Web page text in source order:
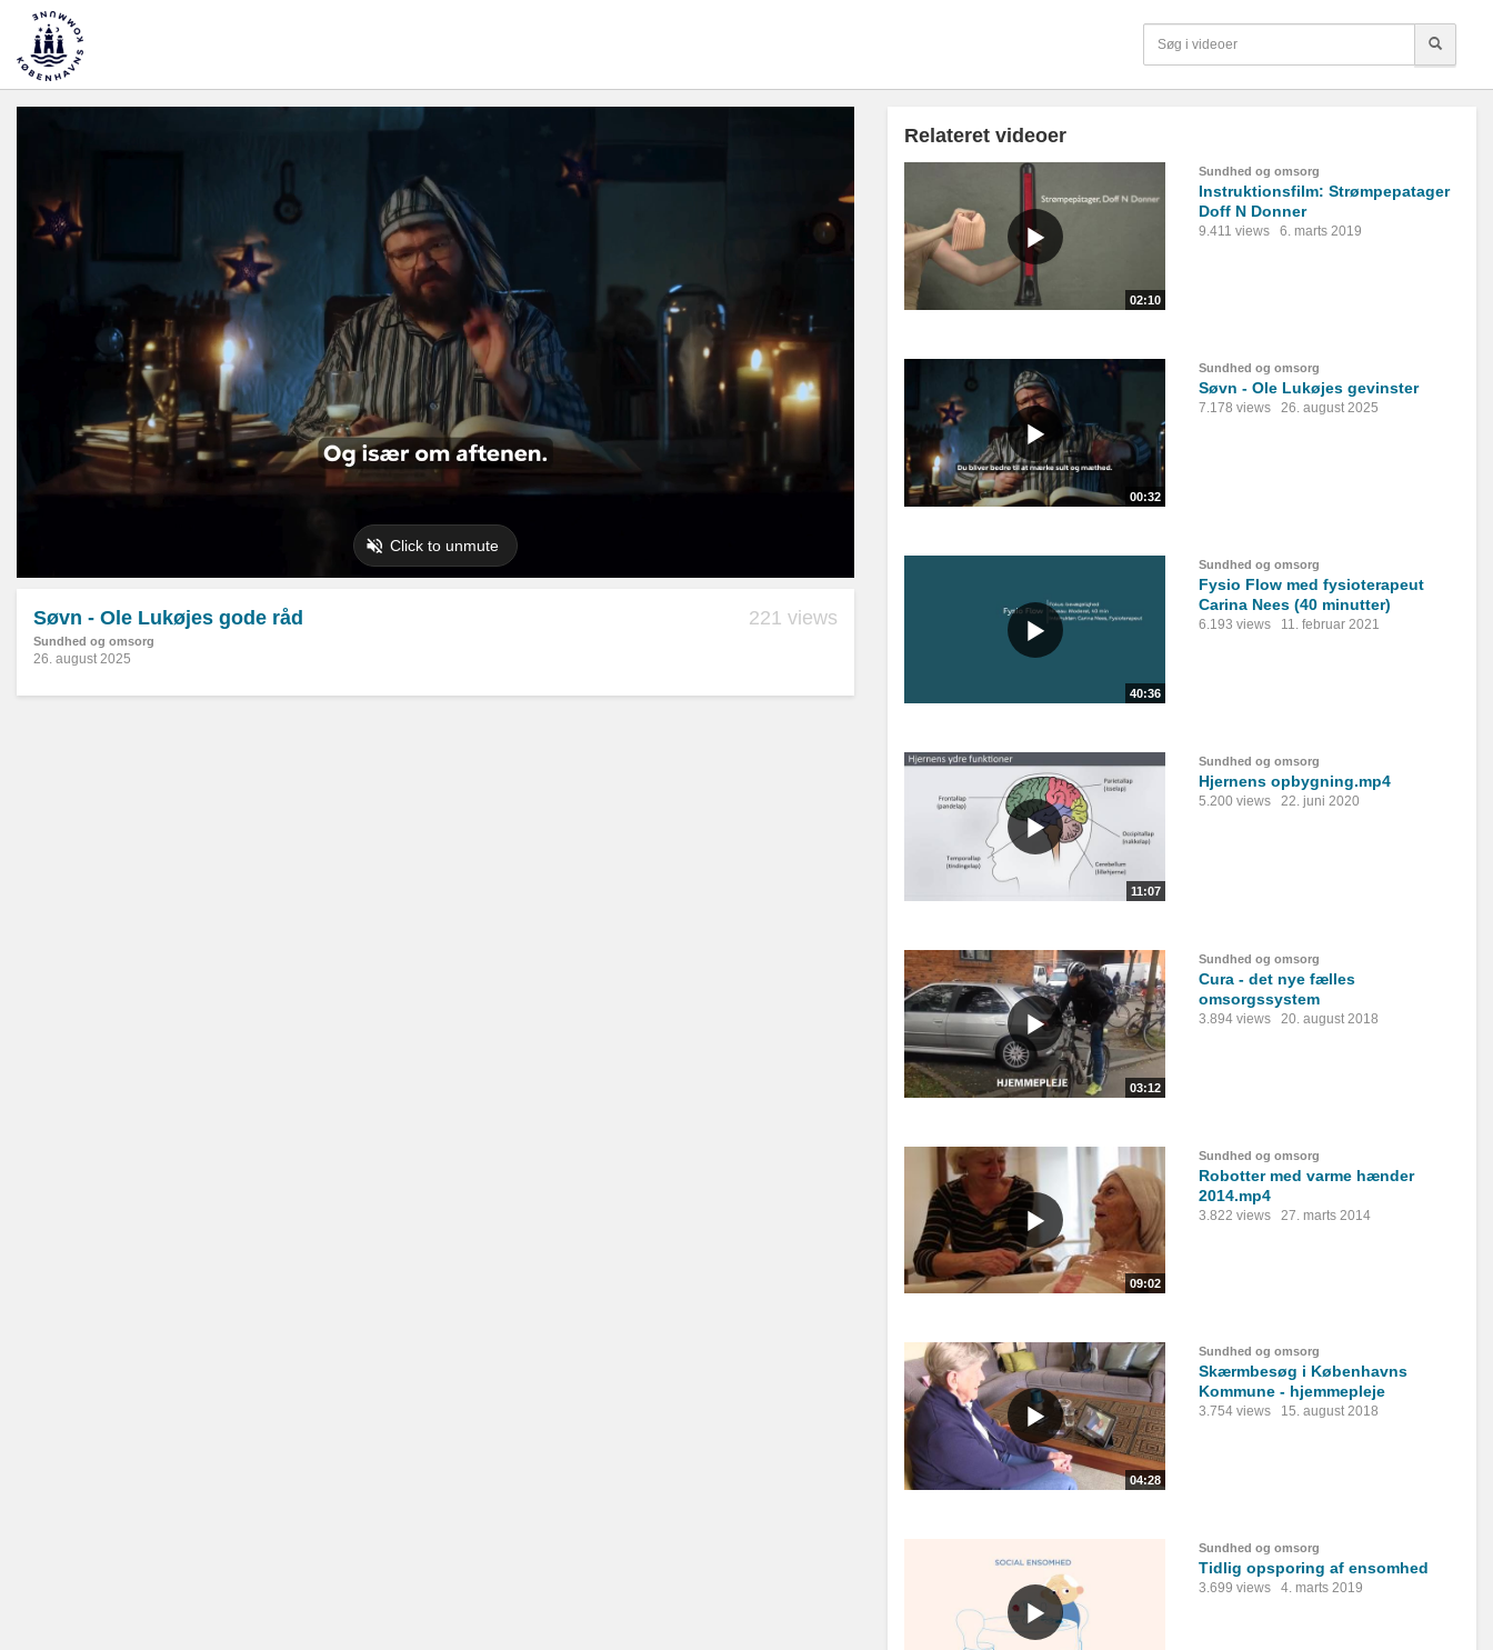
Søvn - Ole Lukøjes gode råd
Sundhed og omsorg
221 views
26. august 2025
Relateret videoer
02:10
Sundhed og omsorg
Instruktionsfilm: Strømpepatager
Doff N Donner
9.411 views 6. marts 2019
00:32
Sundhed og omsorg
Søvn - Ole Lukøjes gevinster
7.178 views 26. august 2025
40:36
Sundhed og omsorg
Fysio Flow med fysioterapeut
Carina Nees (40 minutter)
6.193 views 11. februar 2021
11:07
Sundhed og omsorg
Hjernens opbygning.mp4
5.200 views 22. juni 2020
03:12
Sundhed og omsorg
Cura - det nye fælles
omsorgssystem
3.894 views 20. august 2018
09:02
Sundhed og omsorg
Robotter med varme hænder
2014.mp4
3.822 views 27. marts 2014
04:28
Sundhed og omsorg
Skærmbesøg i Københavns
Kommune - hjemmepleje
3.754 views 15. august 2018
Sundhed og omsorg
Tidlig opsporing af ensomhed
3.699 views 4. marts 2019